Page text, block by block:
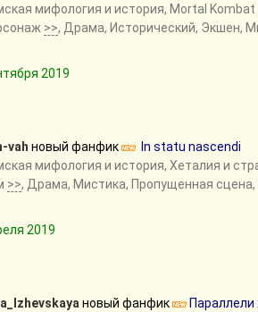
мифология и история, Mortal Kombat
>>, Драма, Исторический, Экшен,
2019
vah новый фанфик
In statu nascendi
мифология и история, Хеталия и
>>, Драма, Мистика, Пропущенная
2019
новый фанфик